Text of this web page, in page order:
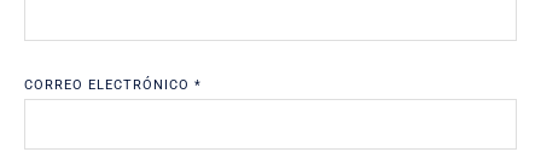
CORREO ELECTRÓNICO *